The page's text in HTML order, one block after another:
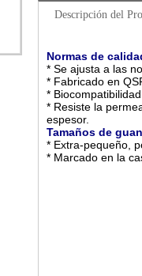
Descripción del
Normas de
* Se ajusta a las
* Fabricado en
*
* Resiste la
espesor.
Tamaños de
* Extra-pequeño,
* Marcado en la